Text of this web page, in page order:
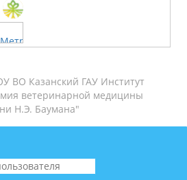
ВО Казанский ГАУ Институт
ветеринарной медицины
Н.Э. Баумана"